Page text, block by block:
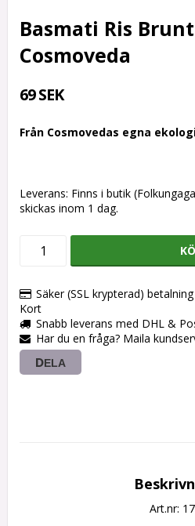
Basmati Ris
Cosmoveda
69 SEK
Från Cosmovedas egna
Leverans: Finns i butik
skickas inom 1 dag.
Säker (SSL krypterad)
Kort
Snabb leverans med DHL &
Har du en fråga? Maila
DELA
Art.nr: